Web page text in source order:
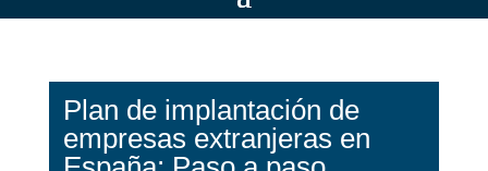
Plan de implantación de
empresas extranjeras en